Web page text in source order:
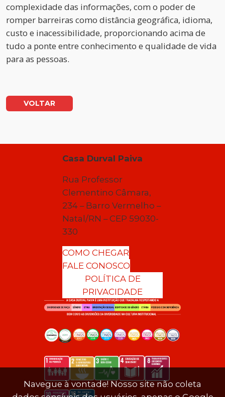
complexidade das informações, com o poder de
romper barreiras como distância geográfica, idioma,
custo e inacessibilidade, proporcionando acima de
tudo a ponte entre conhecimento e qualidade de vida
para as pessoas.
VOLTAR
Casa Durval Paiva
Rua Professor
Clementino Câmara,
234 – Barro Vermelho –
Natal/RN – CEP 59030-
330
COMO CHEGAR
FALE CONOSCO
POLÍTICA DE
PRIVACIDADE
Navegue à vontade! Nosso site não coleta